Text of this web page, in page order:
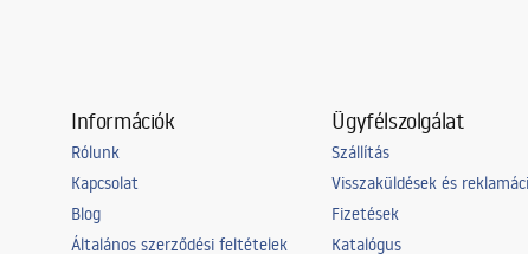
Információk
Rólunk
Kapcsolat
Blog
Általános szerződési feltételek
Ügyfélszolgálat
Szállítás
Visszaküldések és
Fizetések
Katalógus